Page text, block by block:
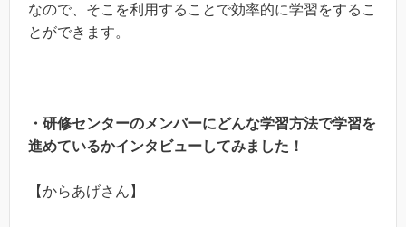
なので、そこを利用することで効率的に学習をするこ
とができます。
・研修センターのメンバーにどんな学習方法で学習を
進めているかインタビューしてみました！
【からあげさん】